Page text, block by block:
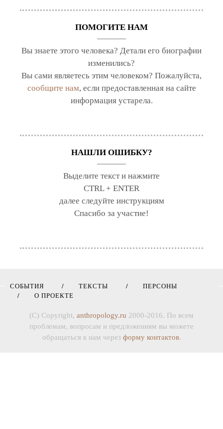
ПОМОГИТЕ НАМ
Вы знаете этого человека? Детали его биографии
изменились?
Вы сами являетесь этим человеком? Пожалуйста,
сообщите нам, если предоставленная на сайте
информация устарела.
НАШЛИ ОШИБКУ?
Выделите текст и нажмите
CTRL + ENTER
далее следуйте инструкциям
Спасибо за участие!
СОБЫТИЯ ТЕКСТЫ
ПЕРСОНЫ
О ПРОЕКТЕ
(C) Copyright, anthropology.ru 2000-2016. По всем
проблемам, вопросам и предложениям вы можете
обращаться к нам через форму контактов.